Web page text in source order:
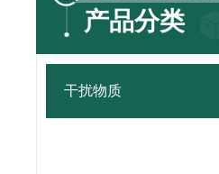
产品分类
干扰物质